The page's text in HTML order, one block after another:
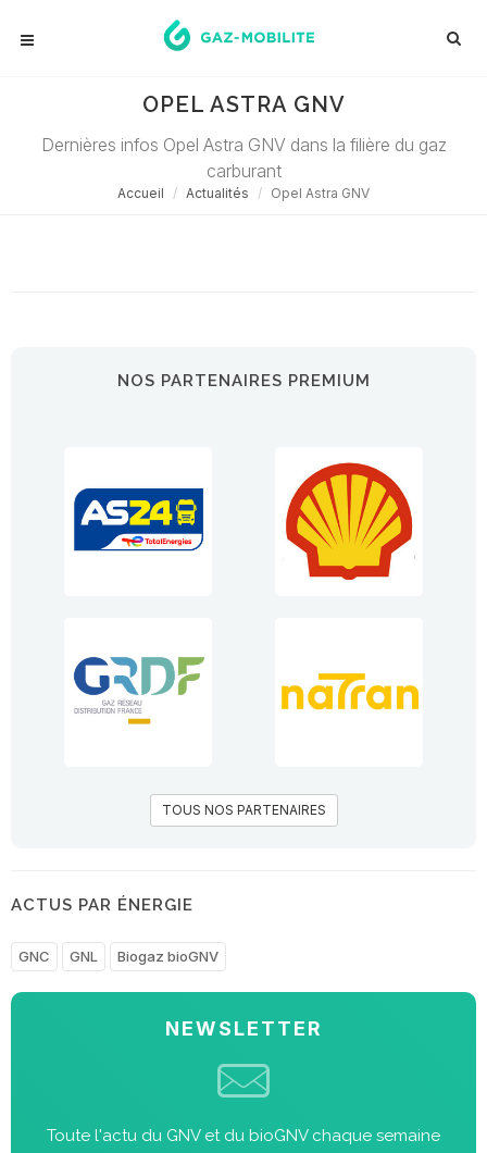
OPEL ASTRA GNV
Dernières infos Opel Astra GNV dans la filière du gaz
carburant
Accueil Actualités Opel Astra GNV
NOS PARTENAIRES PREMIUM
TOUS NOS PARTENAIRES
ACTUS PAR ÉNERGIE
GNC GNL Biogaz bioGNV
NEWSLETTER
Toute l'actu du GNV et du bioGNV chaque semaine